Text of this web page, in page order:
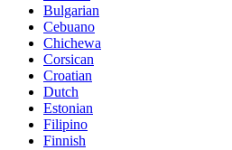
Bulgarian
Cebuano
Chichewa
Corsican
Croatian
Dutch
Estonian
Filipino
Finnish